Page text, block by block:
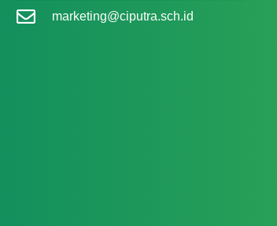
marketing@ciputra.sch.id